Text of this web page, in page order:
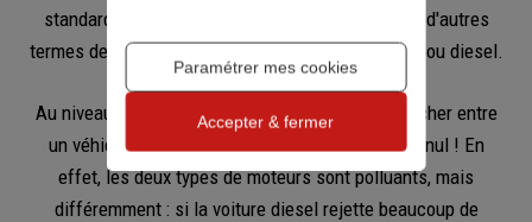
standard des véhicules traditionnels. Il s'agit en d'autres
termes des voitures dotées de moteurs à essence ou diesel.
Au niveau de l’impact écologique, difficile de trancher entre
un véhicule à moteur essence ou diesel : match nul ! En
effet, les deux types de moteurs sont polluants, mais
différemment : si la voiture diesel rejette beaucoup de
Paramétrer mes cookies
Accepter & fermer